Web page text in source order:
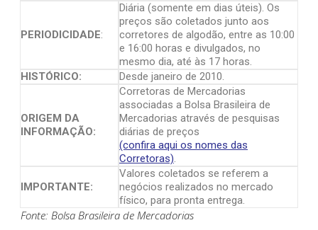
PERIODICIDADE:
Diária (somente em dias úteis). Os
preços são coletados junto aos
corretores de algodão, entre as 10:00
e 16:00 horas e divulgados, no
mesmo dia, até às 17 horas.
HISTÓRICO:
Desde janeiro de 2010.
ORIGEM DA
INFORMAÇÃO:
Corretoras de Mercadorias
associadas a Bolsa Brasileira de
Mercadorias através de pesquisas
diárias de preços
(confira aqui os nomes das
Corretoras).
IMPORTANTE:
Valores coletados se referem a
negócios realizados no mercado
físico, para pronta entrega.
Fonte: Bolsa Brasileira de Mercadorias